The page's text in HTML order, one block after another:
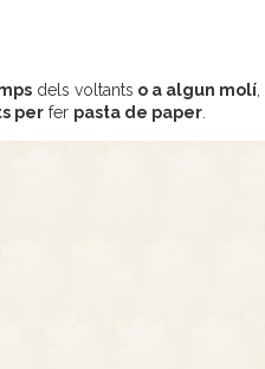
dels voltants o a algun molí
per fer pasta de paper